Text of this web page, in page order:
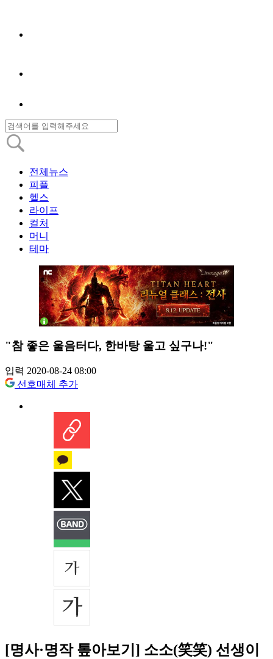
전체뉴스
피플
헬스
라이프
컬처
머니
테마
"참 좋은 울음터다, 한바탕 울고 싶구나!"
입력 2020-08-24 08:00
선호매체 추가
[명사·명작 톺아보기] 소소(笑笑) 선생이